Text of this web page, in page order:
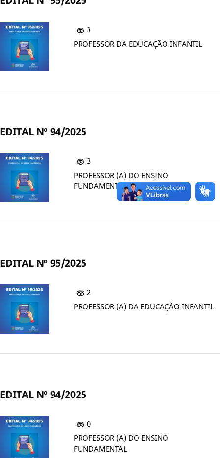
3
PROFESSOR DA EDUCAÇÃO INFANTIL
EDITAL Nº 94/2025
3
PROFESSOR (A) DO ENSINO
FUNDAMENTAL
EDITAL Nº 95/2025
2
PROFESSOR (A) DA EDUCAÇÃO INFANTIL
EDITAL Nº 94/2025
0
PROFESSOR (A) DO ENSINO
FUNDAMENTAL